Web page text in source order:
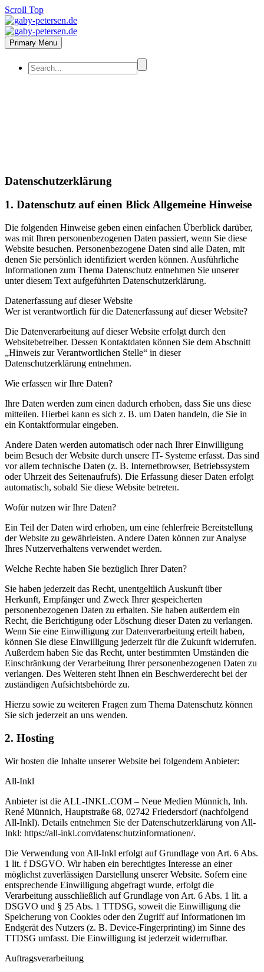
Scroll Top
Primary Menu
Datenschutzerklärung
1. Datenschutz auf einen Blick Allgemeine Hinweise
Die folgenden Hinweise geben einen einfachen Überblick darüber,
was mit Ihren personenbezogenen Daten passiert, wenn Sie diese
Website besuchen. Personenbezogene Daten sind alle Daten, mit
denen Sie persönlich identifiziert werden können. Ausführliche
Informationen zum Thema Datenschutz entnehmen Sie unserer
unter diesem Text aufgeführten Datenschutzerklärung.
Datenerfassung auf dieser Website
Wer ist verantwortlich für die Datenerfassung auf dieser Website?
Die Datenverarbeitung auf dieser Website erfolgt durch den
Websitebetreiber. Dessen Kontaktdaten können Sie dem Abschnitt
„Hinweis zur Verantwortlichen Stelle“ in dieser
Datenschutzerklärung entnehmen.
Wie erfassen wir Ihre Daten?
Ihre Daten werden zum einen dadurch erhoben, dass Sie uns diese
mitteilen. Hierbei kann es sich z. B. um Daten handeln, die Sie in
ein Kontaktformular eingeben.
Andere Daten werden automatisch oder nach Ihrer Einwilligung
beim Besuch der Website durch unsere IT- Systeme erfasst. Das sind
vor allem technische Daten (z. B. Internetbrowser, Betriebssystem
oder Uhrzeit des Seitenaufrufs). Die Erfassung dieser Daten erfolgt
automatisch, sobald Sie diese Website betreten.
Wofür nutzen wir Ihre Daten?
Ein Teil der Daten wird erhoben, um eine fehlerfreie Bereitstellung
der Website zu gewährleisten. Andere Daten können zur Analyse
Ihres Nutzerverhaltens verwendet werden.
Welche Rechte haben Sie bezüglich Ihrer Daten?
Sie haben jederzeit das Recht, unentgeltlich Auskunft über
Herkunft, Empfänger und Zweck Ihrer gespeicherten
personenbezogenen Daten zu erhalten. Sie haben außerdem ein
Recht, die Berichtigung oder Löschung dieser Daten zu verlangen.
Wenn Sie eine Einwilligung zur Datenverarbeitung erteilt haben,
können Sie diese Einwilligung jederzeit für die Zukunft widerrufen.
Außerdem haben Sie das Recht, unter bestimmten Umständen die
Einschränkung der Verarbeitung Ihrer personenbezogenen Daten zu
verlangen. Des Weiteren steht Ihnen ein Beschwerderecht bei der
zuständigen Aufsichtsbehörde zu.
Hierzu sowie zu weiteren Fragen zum Thema Datenschutz können
Sie sich jederzeit an uns wenden.
2. Hosting
Wir hosten die Inhalte unserer Website bei folgendem Anbieter:
All-Inkl
Anbieter ist die ALL-INKL.COM – Neue Medien Münnich, Inh.
René Münnich, Hauptstraße 68, 02742 Friedersdorf (nachfolgend
All-Inkl). Details entnehmen Sie der Datenschutzerklärung von All-
Inkl: https://all-inkl.com/datenschutzinformationen/.
Die Verwendung von All-Inkl erfolgt auf Grundlage von Art. 6 Abs.
1 lit. f DSGVO. Wir haben ein berechtigtes Interesse an einer
möglichst zuverlässigen Darstellung unserer Website. Sofern eine
entsprechende Einwilligung abgefragt wurde, erfolgt die
Verarbeitung ausschließlich auf Grundlage von Art. 6 Abs. 1 lit. a
DSGVO und § 25 Abs. 1 TTDSG, soweit die Einwilligung die
Speicherung von Cookies oder den Zugriff auf Informationen im
Endgerät des Nutzers (z. B. Device-Fingerprinting) im Sinne des
TTDSG umfasst. Die Einwilligung ist jederzeit widerrufbar.
Auftragsverarbeitung